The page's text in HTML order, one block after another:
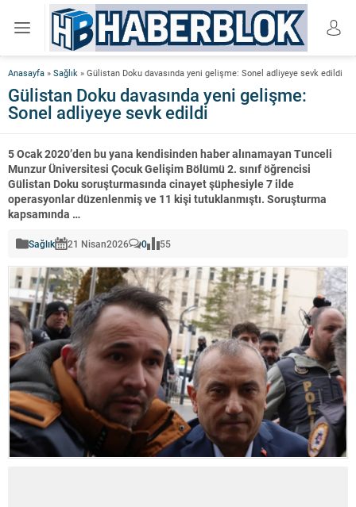
Anasayfa » Sağlık » Gülistan Doku davasında yeni gelişme: Sonel adliyeye sevk edildi
Gülistan Doku davasında yeni gelişme:
Sonel adliyeye sevk edildi
5 Ocak 2020’den bu yana kendisinden haber alınamayan Tunceli
Munzur Üniversitesi Çocuk Gelişim Bölümü 2. sınıf öğrencisi
Gülistan Doku soruşturmasında cinayet şüphesiyle 7 ilde
operasyonlar düzenlenmiş ve 11 kişi tutuklanmıştı. Soruşturma
kapsamında …
Sağlık 21 Nisan2026 0 55